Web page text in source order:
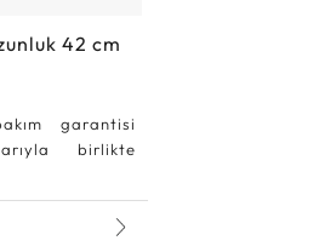
42 cm
garantisi
birlikte